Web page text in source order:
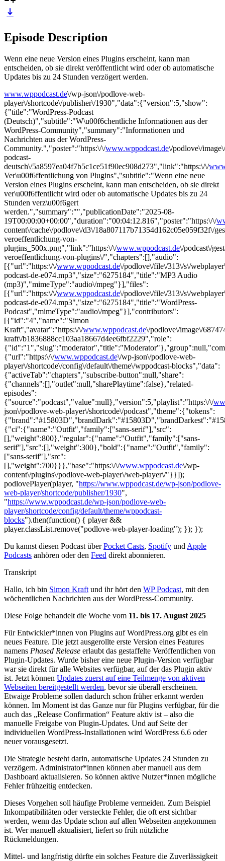
Episode Description
Wenn eine neue Version eines Plugins erscheint, kann man
entscheiden, ob sie direkt veröffentlicht wird oder ob automatische
Updates bis zu 24 Stunden verzögert werden.
www.wppodcast.de\/wp-json\/podlove-web-
player\/shortcode\/publisher\/1930","data":{"version":5,"show":
{"title":"WordPress-Podcast
(Deutsch)","subtitle":"W\u00f6chentliche Informationen aus der
WordPress-Community","summary":"Informationen und
Nachrichten aus der WordPress-
Community.","poster":"https:\/\/www.wppodcast.de\/podlove\/
podcast-
deutsch\/5a8597ea04f7b5c1ce51f90ec908d273","link":"https:\/\/
Ver\u00f6ffentlichung von Plugins","subtitle":"Wenn eine neue
Version eines Plugins erscheint, kann man entscheiden, ob sie direkt
ver\u00f6ffentlicht wird oder ob automatische Updates bis zu 24
Stunden verz\u00f6gert
werden.","summary":"","publicationDate":"2025-08-
19T00:00:00+00:00","duration":"00:04:12.816","poster":"https:\/\/
content\/cache\/podlove\/d3\/18a807117b71354d162c05e059f32f\/
veroeffentlichung-von-
plugins_500x.png","link":"https:\/\/www.wppodcast.de\/podcast\/
veroeffentlichung-von-plugins\/","chapters":[],"audio":
[{"url":"https:\/\/www.wppodcast.de\/podlove\/file\/313\/s\/
podcast-de-e074.mp3","size":"6275184","title":"MP3 Audio
(mp3)","mimeType":"audio\/mpeg"}],"files":
[{"url":"https:\/\/www.wppodcast.de\/podlove\/file\/313\/s\/
podcast-de-e074.mp3","size":"6275184","title":"WordPress-
Podcast","mimeType":"audio\/mpeg"}],"contributors":
[{"id":"4","name":"Simon
Kraft","avatar":"https:\/\/www.wppodcast.de\/podlove\/image\/
kraft\/b1836888cc103aa18667d4ee6fbf2229","role":
{"url":"https:\/\/www.wppodcast.de\/wp-json\/podlove-web-
player\/shortcode\/config\/default\/theme\/wppodcast-blocks","data":
{"activeTab":"chapters","subscribe-button":null,"share":
{"channels":[],"outlet":null,"sharePlaytime":false},"related-
episodes":
{"source":"podcast","value":null},"version":5,"playlist":"https:\/\/
json\/podlove-web-player\/shortcode\/podcast","theme":{"tokens":
{"ci":{"name":"Outfit","family":["sans-serif"],"src":
[],"weight":800},"regular":{"name":"Outfit","family":["sans-
serif"],"src":[],"weight":300},"bold":{"name":"Outfit","family":
["sans-serif"],"src":
[],"weight":700}}},"base":"https:\/\/www.wppodcast.de\/wp-
content\/plugins\/podlove-web-player\/web-player\/"}}]);
podlovePlayer(player, "https://www.wppodcast.de/wp-json/podlove-
web-player/shortcode/publisher/1930",
"https://www.wppodcast.de/wp-json/podlove-web-
player/shortcode/config/default/theme/wppodcast-
blocks").then(function() { player &&
player.classList.remove("podlove-web-player-loading"); }); });
Du kannst diesen Podcast überPocket Casts, Spotify und Apple
Podcasts anhören oder den Feed direkt abonnieren.
Transkript
Hallo, ich bin Simon Kraft und ihr hört den WP Podcast, mit den
wöchentlichen Nachrichten aus der WordPress-Community.
Diese Folge behandelt die Woche vom 11. bis 17. August 2025
Für Entwickler*innen von Plugins auf WordPress.org gibt es ein
neues Feature. Die jetzt ausgerollte erste Version eines Features
namens Phased Release erlaubt das gestaffelte Veröffentlichen von
Plugin-Updates. Wurde bisher eine neue Plugin-Version verfügbar
war sie direkt für alle Websites verfügbar, auf der das Plugin aktiv
ist. Jetzt können Updates zuerst auf eine Teilmenge von aktiven
Webseiten bereitgestellt werden, bevor sie überall erscheinen.
Etwaige Probleme sollen dadurch schon früher erkannt werden
können. Im Moment ist das Ganze nur für Plugins verfügbar, für die
auch das „Release Confirmation“ Feature aktiv ist – also die
manuelle Freigabe von Plugin-Updates. Und auf Seite der
individuellen WordPress-Installationen wird WordPress 6.6 oder
neuer vorausgesetzt.
Die Strategie besteht darin, automatische Updates 24 Stunden zu
verzögern. Administrator*innen können aber manuell aus dem
Dashboard aktualisieren. So können aktive Nutzer*innen mögliche
Fehler frühzeitig entdecken.
Dieses Vorgehen soll häufige Probleme vermeiden. Zum Beispiel
Inkompatibilitäten oder versteckte Fehler, die oft erst sichtbar
werden, wenn das Update schon auf allen Webseiten angekommen
ist. Wer manuell aktualisiert, liefert so früh nützliche
Rückmeldungen.
Mittel- und langfristig dürfte ein solches Feature die Zuverlässigkeit